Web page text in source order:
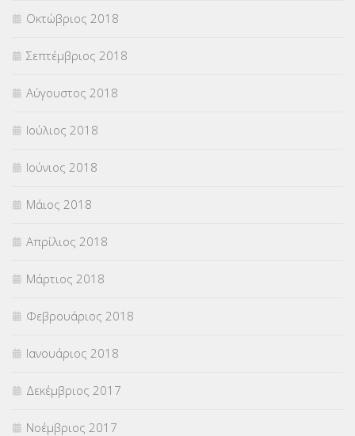
Οκτώβριος 2018
Σεπτέμβριος 2018
Αύγουστος 2018
Ιούλιος 2018
Ιούνιος 2018
Μάιος 2018
Απρίλιος 2018
Μάρτιος 2018
Φεβρουάριος 2018
Ιανουάριος 2018
Δεκέμβριος 2017
Νοέμβριος 2017